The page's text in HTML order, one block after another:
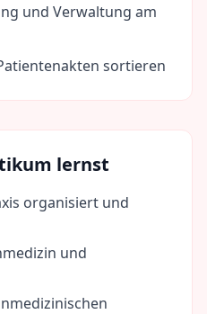
und Verwaltung am
sortieren
lernst
organisiert und
und